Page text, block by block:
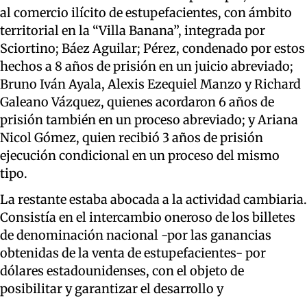
al comercio ilícito de estupefacientes, con ámbito
territorial en la “Villa Banana”, integrada por
Sciortino; Báez Aguilar; Pérez, condenado por estos
hechos a 8 años de prisión en un juicio abreviado;
Bruno Iván Ayala, Alexis Ezequiel Manzo y Richard
Galeano Vázquez, quienes acordaron 6 años de
prisión también en un proceso abreviado; y Ariana
Nicol Gómez, quien recibió 3 años de prisión
ejecución condicional en un proceso del mismo
tipo.
La restante estaba abocada a la actividad cambiaria.
Consistía en el intercambio oneroso de los billetes
de denominación nacional -por las ganancias
obtenidas de la venta de estupefacientes- por
dólares estadounidenses, con el objeto de
posibilitar y garantizar el desarrollo y